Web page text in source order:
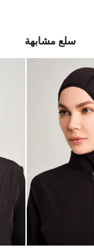
سلع مشابهة